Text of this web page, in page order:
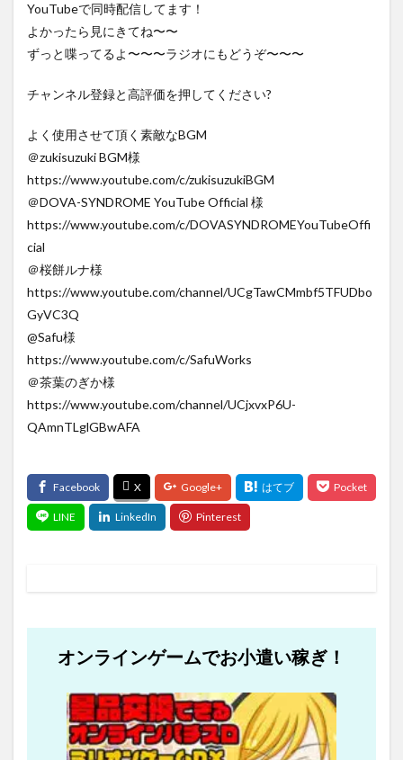
YouTubeで同時配信してます！
よかったら見にきてね〜〜
ずっと喋ってるよ〜〜〜ラジオにもどうぞ〜〜〜
チャンネル登録と高評価を押してください?
よく使用させて頂く素敵なBGM
＠zukisuzuki BGM様
https://www.youtube.com/c/zukisuzukiBGM
＠DOVA-SYNDROME YouTube Official 様
https://www.youtube.com/c/DOVASYNDROMEYouTubeOffi
cial
＠桜餅ルナ様
https://www.youtube.com/channel/UCgTawCMmbf5TFUDbo
GyVC3Q
@Safu様
https://www.youtube.com/c/SafuWorks
＠茶葉のぎか様
https://www.youtube.com/channel/UCjxvxP6U-
QAmnTLglGBwAFA
オンラインゲームでお小遣い稼ぎ！